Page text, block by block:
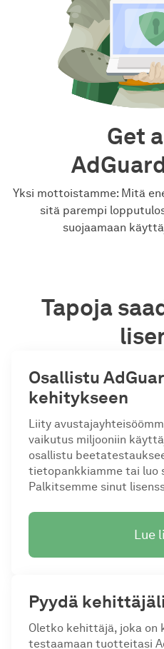
Get
Yksi mottoistamme: Mitä
sitä parempi
suojaamaan
Tapoja
Osallistu
kehitykseen
Liity
vaikutus miljooniin
osallistu
tietopankkiamme tai luo
Palkitsemme sinut
Lue
Pyydä
Oletko kehittäjä, joka on
testaamaan tuotteitasi